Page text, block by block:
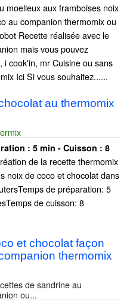
moelleux aux framboises noix
au companion thermomix ou
Recette réalisée avec le
mais vous pouvez
cook'in, mr Cuisine ou sans
Ici Si vous souhaitez......
au thermomix
: 5 min - Cuisson : 8
de la recette thermomix
noix de coco et chocolat dans
de préparation: 5
de cuisson: 8
et chocolat façon
thermomix
de sandrine au
ou...